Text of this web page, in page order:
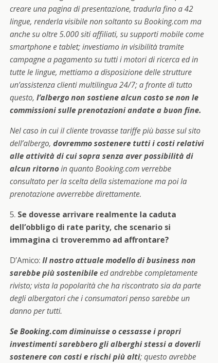
creare una pagina di presentazione, tradurla fino a 42
lingue, renderla visibile non soltanto su Booking.com ma
anche su oltre 5.000 siti affiliati, su supporti mobile come
smartphone e tablet; investiamo in visibilità tramite
campagne a pagamento su tutti i motori di ricerca ed in
tutte le lingue, mettiamo a disposizione delle strutture
un’assistenza clienti multilingua 24/7; a fronte di tutto
questo, l’albergo non sostiene alcun costo se non le
commissioni sulle prenotazioni andate a buon fine.
Nel caso in cui il cliente trovasse tariffe più basse sul sito
dell’albergo, dovremmo sostenere tutti i costi relativi
alle attività di cui sopra senza aver possibilità di
alcun ritornoin quanto Booking.com verrebbe
consultato per la scelta della sistemazione ma poi la
prenotazione avverrebbe direttamente.
5. Se dovesse arrivare realmente la caduta
dell’obbligo di rate parity, che scenario si
immagina ci troveremmo ad affrontare?
D’Amico: Il nostro attuale modello di business non
sarebbe più sostenibileed andrebbe completamente
rivisto; vista la popolarità che ha riscontrato sia da parte
degli albergatori che i consumatori penso sarebbe un
danno per tutti.
Se Booking.com diminuisse o cessasse i propri
investimenti sarebbero gli alberghi stessi a doverli
sostenere con costi e rischi più alti; questo avrebbe